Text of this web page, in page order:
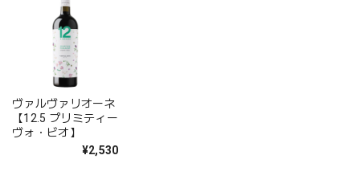
ヴァルヴァリオーネ
【12.5 プリミティー
ヴォ・ビオ】
¥2,530